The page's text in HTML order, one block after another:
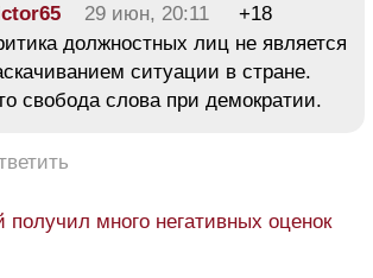
29 июн, 20:11
+18
должностных лиц не является
ситуации в стране.
свобода слова при демократии.
получил много негативных оценок